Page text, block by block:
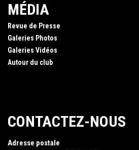
MÉDIA
Revue de Presse
Galeries Photos
Galeries Vidéos
Autour du club
CONTACTEZ-NOUS
Adresse postale